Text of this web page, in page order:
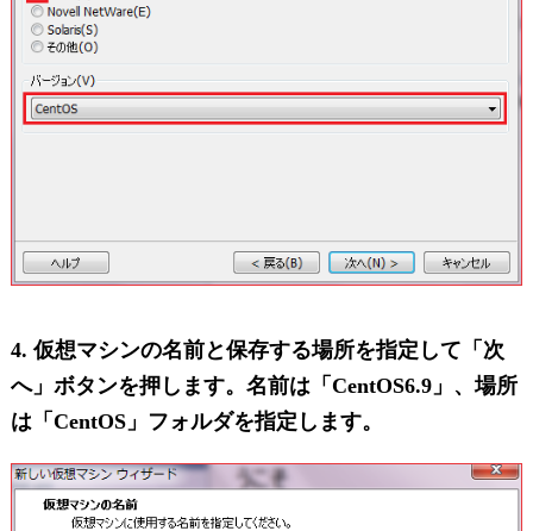
4. 仮想マシンの名前と保存する場所を指定して「次
へ」ボタンを押します。名前は「CentOS6.9」、場所
は「CentOS」フォルダを指定します。